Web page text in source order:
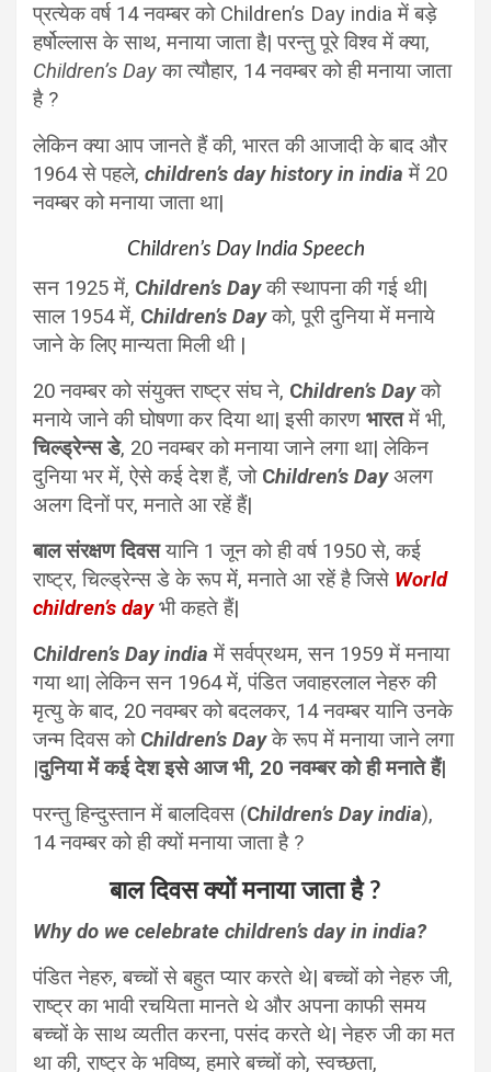
प्रत्येक वर्ष 14 नवम्बर को Children’s Day india में बड़े
हर्षोल्लास के साथ, मनाया जाता है| परन्तु पूरे विश्व में क्या,
Children’s Dayका त्यौहार, 14 नवम्बर को ही मनाया जाता
है ?
लेकिन क्या आप जानते हैं की, भारत की आजादी के बाद और
1964 से पहले, children’s day history in india में 20
नवम्बर को मनाया जाता था|
Children’s Day India Speech
सन 1925 में, Children’s Dayकी स्थापना की गई थी|
साल 1954 में, Children’s Dayको, पूरी दुनिया में मनाये
जाने के लिए मान्यता मिली थी |
20 नवम्बर को संयुक्त राष्ट्र संघ ने, Children’s Dayको
मनाये जाने की घोषणा कर दिया था| इसी कारण भारतमें भी,
चिल्ड्रेन्स डे, 20 नवम्बर को मनाया जाने लगा था| लेकिन
दुनिया भर में, ऐसे कई देश हैं, जो Children’s Dayअलग
अलग दिनों पर, मनाते आ रहें हैं|
बाल संरक्षण दिवसयानि 1 जून को ही वर्ष 1950 से, कई
राष्ट्र, चिल्ड्रेन्स डे के रूप में, मनाते आ रहें है जिसे World
children’s dayभी कहते हैं|
Children’s Day india में सर्वप्रथम, सन 1959 में मनाया
गया था| लेकिन सन 1964 में, पंडित जवाहरलाल नेहरु की
मृत्यु के बाद, 20 नवम्बर को बदलकर, 14 नवम्बर यानि उनके
जन्म दिवस को Children’s Dayके रूप में मनाया जाने लगा
|दुनिया में कई देश इसे आज भी, 20 नवम्बर को ही मनाते हैं|
परन्तु हिन्दुस्तान में बालदिवस (Children’s Day india),
14 नवम्बर को ही क्यों मनाया जाता है ?
बाल दिवस क्यों मनाया जाता है ?
Why do we celebrate children’s day in india?
पंडित नेहरु, बच्चों से बहुत प्यार करते थे| बच्चों को नेहरु जी,
राष्ट्र का भावी रचयिता मानते थे और अपना काफी समय
बच्चों के साथ व्यतीत करना, पसंद करते थे| नेहरु जी का मत
था की, राष्ट्र के भविष्य, हमारे बच्चों को, स्वच्छता,